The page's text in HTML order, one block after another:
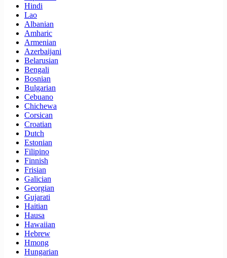
Hindi
Lao
Albanian
Amharic
Armenian
Azerbaijani
Belarusian
Bengali
Bosnian
Bulgarian
Cebuano
Chichewa
Corsican
Croatian
Dutch
Estonian
Filipino
Finnish
Frisian
Galician
Georgian
Gujarati
Haitian
Hausa
Hawaiian
Hebrew
Hmong
Hungarian